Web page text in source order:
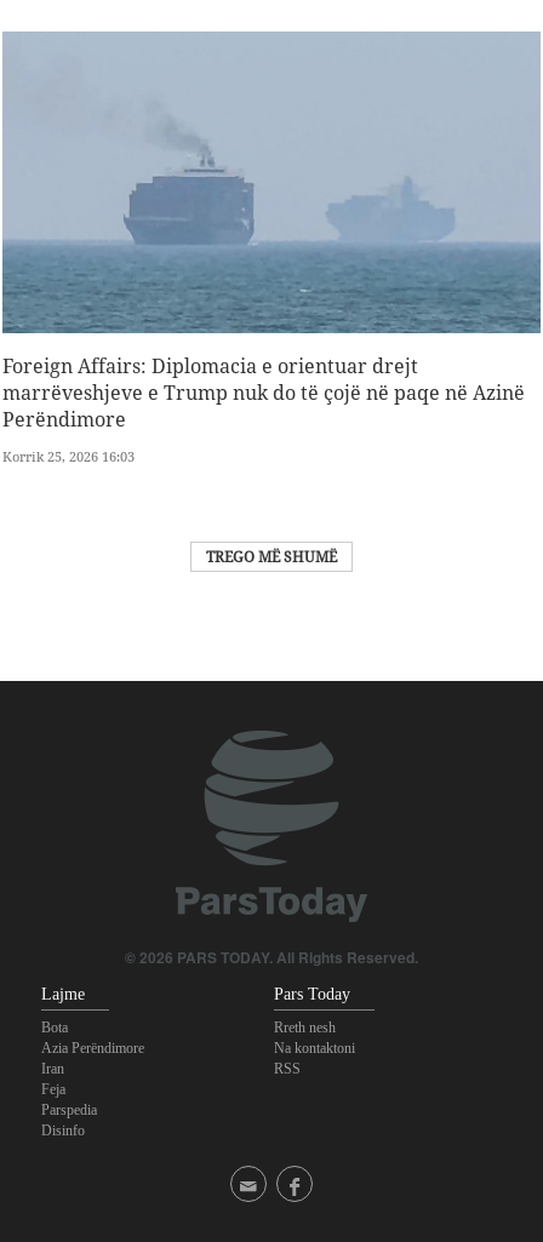
Foreign Affairs: Diplomacia e orientuar drejt
marrëveshjeve e Trump nuk do të çojë në paqe në Azinë
Perëndimore
Korrik 25, 2026 16:03
TREGO MË SHUMË
© 2026 PARS TODAY. All Rights Reserved.
Lajme
Bota
Azia Perëndimore
Iran
Feja
Parspedia
Disinfo
Pars Today
Rreth nesh
Na kontaktoni
RSS